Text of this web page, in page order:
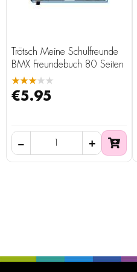
Trötsch Meine Schulfreunde
BMX Freundebuch 80 Seiten
★★★★★
€5.95